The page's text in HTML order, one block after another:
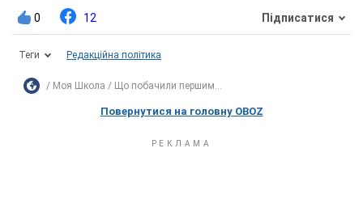
0 12 Підписатися
Теги Редакційна політика
Моя Школа Що побачили першим...
Повернутися на головну OBOZ